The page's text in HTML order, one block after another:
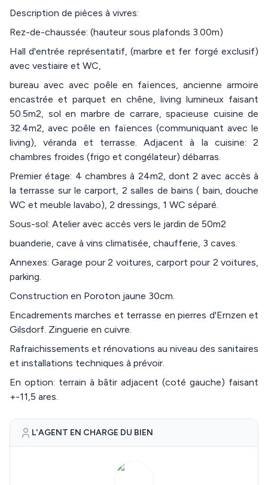
Description de pièces à vivres:
Rez-de-chaussée: (hauteur sous plafonds 3.00m)
Hall d'entrée représentatif, (marbre et fer forgé exclusif)
avec vestiaire et WC,
bureau avec avec poêle en faïences, ancienne armoire
encastrée et parquet en chêne, living lumineux faisant
50.5m2, sol en marbre de carrare, spacieuse cuisine de
32.4m2, avec poêle en faïences (communiquant avec le
living), véranda et terrasse. Adjacent à la cuisine: 2
chambres froides (frigo et congélateur) débarras.
Premier étage: 4 chambres à 24m2, dont 2 avec accès à
la terrasse sur le carport, 2 salles de bains ( bain, douche
WC et meuble lavabo), 2 dressings, 1 WC séparé.
Sous-sol: Atelier avec accès vers le jardin de 50m2
buanderie, cave à vins climatisée, chaufferie, 3 caves.
Annexes: Garage pour 2 voitures, carport pour 2 voitures,
parking.
Construction en Poroton jaune 30cm.
Encadrements marches et terrasse en pierres d'Ernzen et
Gilsdorf. Zinguerie en cuivre.
Rafraichissements et rénovations au niveau des sanitaires
et installations techniques à prévoir.
En option: terrain à bâtir adjacent (coté gauche) faisant
+-11,5 ares.
L'AGENT EN CHARGE DU BIEN